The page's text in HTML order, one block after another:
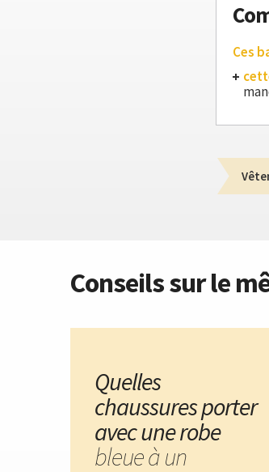
Ces
Conseils sur le
Quelles
chaussures porter
avec une robe
bleue à un